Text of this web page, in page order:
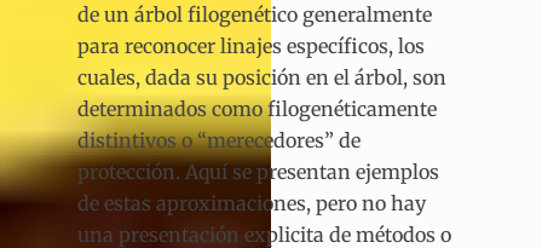
de un árbol filogenético generalmente
para reconocer linajes específicos, los
cuales, dada su posición en el árbol, son
determinados como filogenéticamente
distintivos o “merecedores” de
protección. Aquí se presentan ejemplos
de estas aproximaciones, pero no hay
una presentación explicita de métodos o